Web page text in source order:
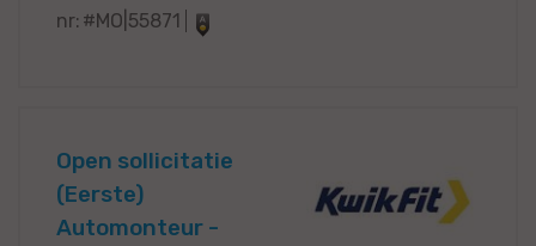
nr: #MO|55871
Open sollicitatie
(Eerste)
Automonteur -